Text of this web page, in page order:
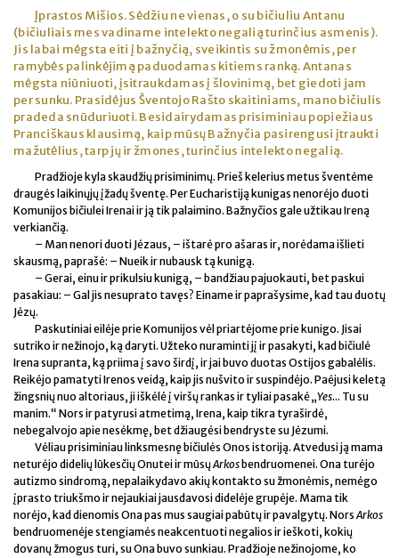
Įprastos Mišios. Sėdžiu ne vienas, o su bičiuliu Antanu
(bičiuliais mes vadiname intelekto negalią turinčius asmenis).
Jis labai mėgsta eiti į bažnyčią, sveikintis su žmonėmis, per
ramybės palinkėjimą paduodamas kitiems ranką. Antanas
mėgsta niūniuoti, įsitraukdamas į šlovinimą, bet giedoti jam
per sunku. Prasidėjus Šventojo Rašto skaitiniams, mano bičiulis
pradeda snūduriuoti. Besidairydamas prisiminiau popiežiaus
Pranciškaus klausimą, kaip mūsų Bažnyčia pasirengusi įtraukti
mažutėlius, tarp jų ir žmones, turinčius intelekto negalią.
Pradžioje kyla skaudžių prisiminimų. Prieš kelerius metus šventėme
draugės laikinųjų įžadų šventę. Per Eucharistiją kunigas nenorėjo duoti
Komunijos bičiulei Irenai ir ją tik palaimino. Bažnyčios gale užtikau Ireną
verkiančią.
– Man nenori duoti Jėzaus, – ištarė pro ašaras ir, norėdama išlieti
skausmą, paprašė: – Nueik ir nubausk tą kunigą.
– Gerai, einu ir prikulsiu kunigą, – bandžiau pajuokauti, bet paskui
pasakiau: – Gal jis nesuprato tavęs? Einame ir paprašysime, kad tau duotų
Jėzų.
Paskutiniai eilėje prie Komunijos vėl priartėjome prie kunigo. Jisai
sutriko ir nežinojo, ką daryti. Užteko nuraminti jį ir pasakyti, kad bičiulė
Irena supranta, ką priima į savo širdį, ir jai buvo duotas Ostijos gabalėlis.
Reikėjo pamatyti Irenos veidą, kaip jis nušvito ir suspindėjo. Paėjusi keletą
žingsnių nuo altoriaus, ji iškėlė į viršų rankas ir tyliai pasakė „Yes... Tu su
manim.“ Nors ir patyrusi atmetimą, Irena, kaip tikra tyraširdė,
nebegalvojo apie nesėkmę, bet džiaugėsi bendryste su Jėzumi.
Vėliau prisiminiau linksmesnę bičiulės Onos istoriją. Atvedusi ją mama
neturėjo didelių lūkesčių Onutei ir mūsųArkosbendruomenei. Ona turėjo
autizmo sindromą, nepalaikydavo akių kontakto su žmonėmis, nemėgo
įprasto triukšmo ir nejaukiai jausdavosi didelėje grupėje. Mama tik
norėjo, kad dienomis Ona pas mus saugiai pabūtų ir pavalgytų. NorsArkos
bendruomenėje stengiamės neakcentuoti negalios ir ieškoti, kokių
dovanų žmogus turi, su Ona buvo sunkiau. Pradžioje nežinojome, ko